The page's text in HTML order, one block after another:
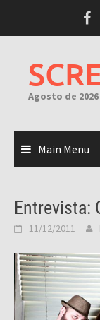
Agosto de
Main Menu
Entrevista:
11/12/2011